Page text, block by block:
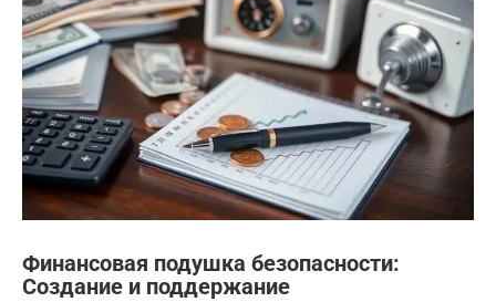
Финансовая подушка безопасности:
Создание и поддержание